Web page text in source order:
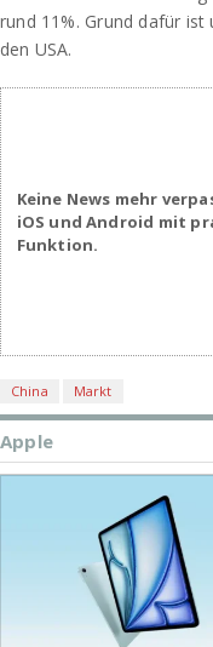
rund 11%. Grund dafür
den USA.
Keine News mehr
iOS und Android mit
Funktion.
China Markt
Apple